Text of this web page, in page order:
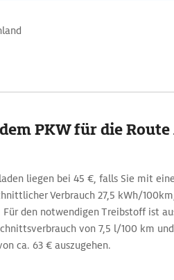
PKW für die Route
liegen bei 45 €, falls Sie mit
Verbrauch 27,5 kWh/
den notwendigen Treibstoff ist
von 7,5 l/100 km
ca. 63 € auszugehen.